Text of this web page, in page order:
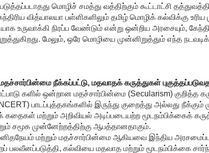
மொழிச் சமத்து வத்திற்கும் கூட்டாட்சி
வித்யாலயா பள்ளிகளிலும் தமிழ் மொழிக் கல்விக்கு உரிய
உருவாக்கி நிரப்ப வேண்டும் என்று ஒன்றிய அரசையும்,
மேலும், ஒரே மொழியை முன்னிறுத்தும் எந்த
மதச்சார்பின்மை நீக்கப்பட்டு, மதவாதக் கருத்துகள்
களில் ஒன்றான மதச்சார்பின்மை (Secularism) குறித்த
பாடப்புத்தகங்களில் இருந்து குறைத்து அல்லது நீக்கும்
மற்றும் அறிவியல் அடிப்படையற்ற மூடநம்பிக்கைக்
சமூக முன்னேற்றத்திற்கு ஆபத்தானதாகும்.
மற்றும் மதச்சார்பின்மை ஆகியவை இந்திய
பலவீனப்படுத்தி, கல்வியை மதவாத மற்றும் மூடநம்பிக்கை